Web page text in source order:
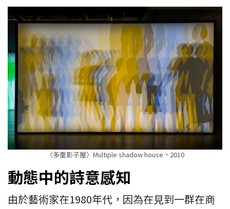
〈多重影子屋〉Multiple shadow house，2010
動態中的詩意感知
由於藝術家在1980年代，因為在見到一群在商